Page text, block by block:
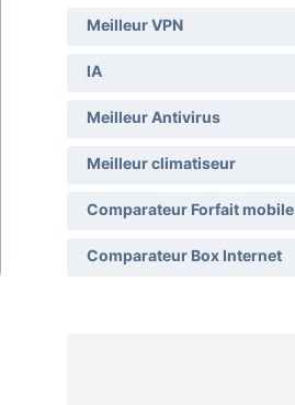
Meilleur VPN
IA
Meilleur Antivirus
Meilleur climatiseur
Comparateur Forfait mobile
Comparateur Box Internet